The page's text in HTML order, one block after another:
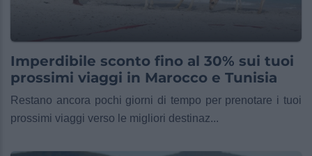
Imperdibile sconto fino al 30% sui tuoi
prossimi viaggi in Marocco e Tunisia
Restano ancora pochi giorni di tempo per prenotare i tuoi
prossimi viaggi verso le migliori destinaz...